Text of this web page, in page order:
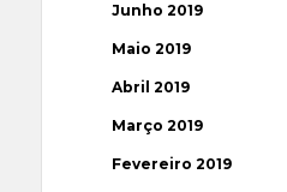
Junho 2019
Maio 2019
Abril 2019
Março 2019
Fevereiro 2019